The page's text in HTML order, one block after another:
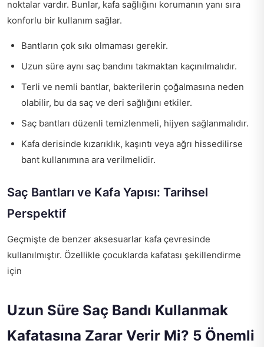
noktalar vardır. Bunlar, kafa sağlığını korumanın yanı sıra
konforlu bir kullanım sağlar.
Bantların çok sıkı olmaması gerekir.
Uzun süre aynı saç bandını takmaktan kaçınılmalıdır.
Terli ve nemli bantlar, bakterilerin çoğalmasına neden
olabilir, bu da saç ve deri sağlığını etkiler.
Saç bantları düzenli temizlenmeli, hijyen sağlanmalıdır.
Kafa derisinde kızarıklık, kaşıntı veya ağrı hissedilirse
bant kullanımına ara verilmelidir.
Saç Bantları ve Kafa Yapısı: Tarihsel
Perspektif
Geçmişte de benzer aksesuarlar kafa çevresinde
kullanılmıştır. Özellikle çocuklarda kafatası şekillendirme
için
Uzun Süre Saç Bandı Kullanmak
Kafatasına Zarar Verir Mi? 5 Önemli